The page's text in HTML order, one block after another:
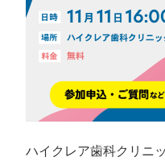
ハイクレア歯科クリニ